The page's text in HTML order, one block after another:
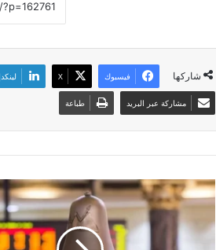
شاركها فيسبوك X
مشاركة عبر البريد طباعة